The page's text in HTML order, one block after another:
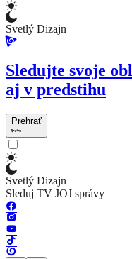
Svetlý Dizajn
Sledujte svoje
aj v predstihu
Prehrať
Svetlý Dizajn
Sleduj TV JOJ správy